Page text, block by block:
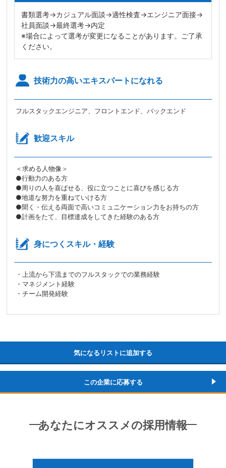
書類選考→カジュアル面談→適性検査→エンジニア面接→
社員面談→最終選考→内定
※場合によって選考が変更になることがあります。ご了承
ください。
技術力の高いエキスパートになれる
フルスタックエンジニア、フロントエンド、バックエンド
歓迎スキル
＜求める人物像＞
●行動力のある方
●周りの人を喜ばせる、役に立つことに喜びを感じる方
●地道な努力を重ねていける方
●聞く・伝える両面で高いコミュニケーション力をお持ちの方
●計画をたて、目標達成をしてきた経験のある方
身につくスキル・経験
・上流から下流までのフルスタックでの業務経験
・マネジメント経験
・チーム開発経験
この企業に応募する
気になるリストに追加する
あなたにオススメの採用情報